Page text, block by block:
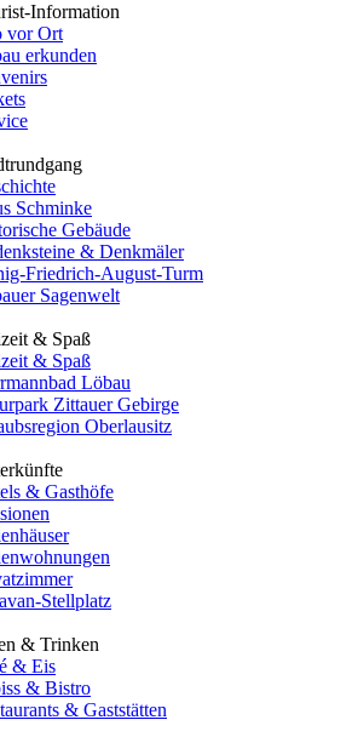
Information
vor Ort
erkunden
Schminke
Gebäude
& Denkmäler
Friedrich-August-Turm
Sagenwelt
& Spaß
& Spaß
Löbau
Zittauer Gebirge
Oberlausitz
& Gasthöfe
Stellplatz
& Trinken
& Eis
& Bistro
& Gaststätten